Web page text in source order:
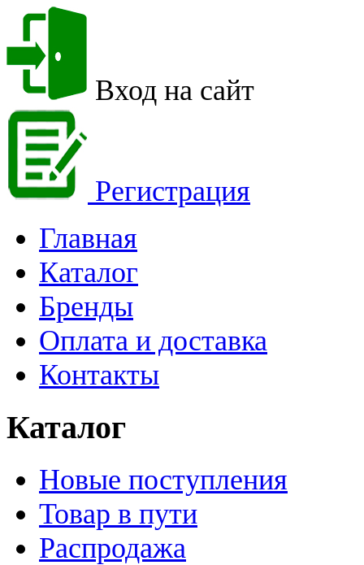
Вход на сайт
Регистрация
Главная
Каталог
Бренды
Оплата и доставка
Контакты
Каталог
Новые поступления
Товар в пути
Распродажа